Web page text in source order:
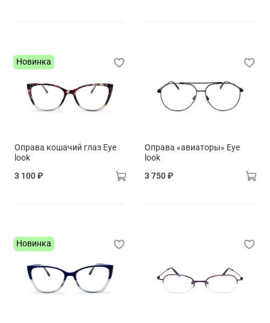
Новинка
Оправа кошачий глаз Eye
look
3 100 ₽
Оправа «авиаторы» Eye
look
3 750 ₽
Новинка